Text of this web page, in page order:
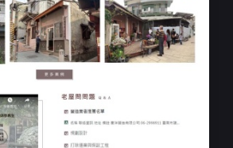
政府響應式網站設計